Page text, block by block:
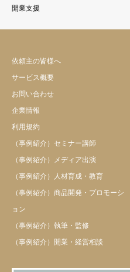
開業支援
依頼主の皆様へ
サービス概要
お問い合わせ
企業情報
利用規約
（事例紹介）セミナー講師
（事例紹介）メディア出演
（事例紹介）人材育成・教育
（事例紹介）商品開発・プロモーシ
ョン
（事例紹介）執筆・監修
（事例紹介）開業・経営相談